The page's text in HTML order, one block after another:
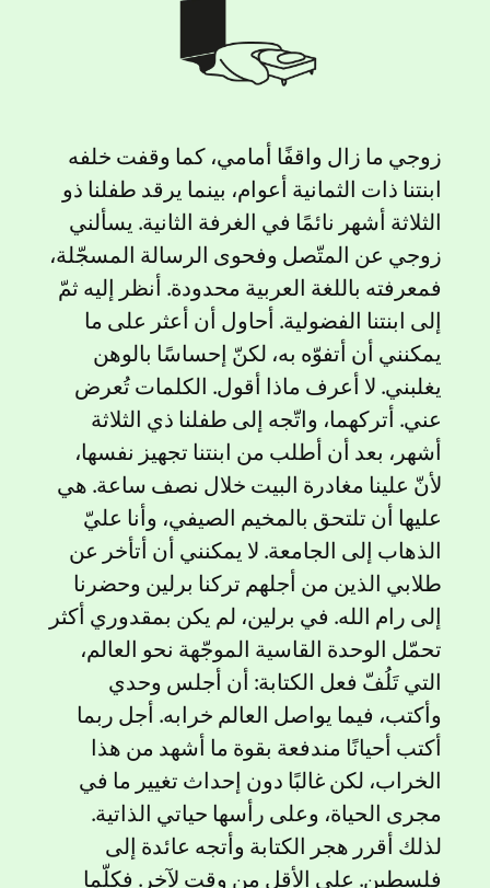
زوجي ما زال واقفًا أمامي، كما وقفت خلفه
ابنتنا ذات الثمانية أعوام، بينما يرقد طفلنا ذو
الثلاثة أشهر نائمًا في الغرفة الثانية. يسألني
زوجي عن المتّصل وفحوى الرسالة المسجّلة،
فمعرفته باللغة العربية محدودة. أنظر إليه ثمّ
إلى ابنتنا الفضولية. أحاول أن أعثر على ما
يمكنني أن أتفوّه به، لكنّ إحساسًا بالوهن
يغلبني. لا أعرف ماذا أقول. الكلمات تُعرض
عني. أتركهما، واتّجه إلى طفلنا ذي الثلاثة
أشهر، بعد أن أطلب من ابنتنا تجهيز نفسها،
لأنّ علينا مغادرة البيت خلال نصف ساعة. هي
عليها أن تلتحق بالمخيم الصيفي، وأنا عليّ
الذهاب إلى الجامعة. لا يمكنني أن أتأخر عن
طلابي الذين من أجلهم تركنا برلين وحضرنا
إلى رام الله. في برلين، لم يكن بمقدوري أكثر
تحمّل الوحدة القاسية الموجّهة نحو العالم،
التي تَلُفّ فعل الكتابة: أن أجلس وحدي
وأكتب، فيما يواصل العالم خرابه. أجل ربما
أكتب أحيانًا مندفعة بقوة ما أشهد من هذا
الخراب، لكن غالبًا دون إحداث تغيير ما في
مجرى الحياة، وعلى رأسها حياتي الذاتية.
لذلك أقرر هجر الكتابة وأتجه عائدة إلى
فلسطين. على الأقل من وقت لآخر. فكلّما